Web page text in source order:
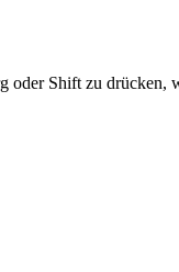
Shift zu